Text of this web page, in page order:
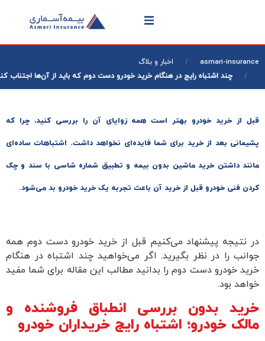
asmari- اخبار و بلاگ
چند اشتباه رایج در هنگام خرید خودرو دست دوم که باید از آن‌ها اجتناب کنید
از خرید خودرو بهتر است همه زوایای آن را بررسی کنید، چرا که
بعد از خرید برای شما فایده‌ای نخواهد داشت. اشتباهات ساده‌ای
داشتن خرید ماشین بدون بیمه و تطبیق شماره شاسی با سند و چک
فنی خودرو قبل از خرید آن باعث تجربه یک خرید خودرو بد می‌شود.
نتیجه پیشنهاد می‌کنیم قبل از خرید خودرو دست دوم همه
را در نظر بگیرید. اگر می‌خواهید چند اشتباه در هنگام
خودرو دست دوم را بدانید مطالب این مقاله برای شما مفید
بود.
بدون بررسی انطباق فروشنده و
خودرو؛ اشتباه رایج خریداران خودرو